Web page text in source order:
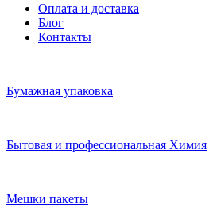
Оплата и доставка
Блог
Контакты
Бумажная упаковка
Бытовая и профессиональная Химия
Мешки пакеты